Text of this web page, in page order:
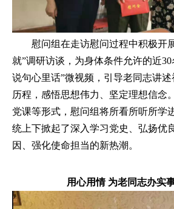
慰问组在走访慰问过程中积极开
就”调研访谈，为身体条件允许的近
说句心里话”微视频，引导老同志讲
历程，感悟思想伟力、坚定理想信念
党课等形式，慰问组将所看所听所学
统上下掀起了深入学习党史、弘扬优
因、强化使命担当的新热潮。
用心用情 为老同志办实